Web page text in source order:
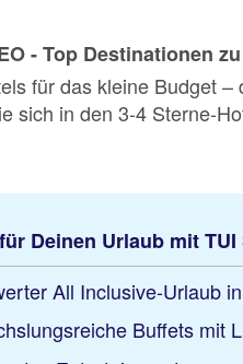
- Top Destinationen
für das kleine Budget
sich in den 3-4 Sterne-
Deinen Urlaub mit TUI
All Inclusive-Urlaub
Buffets mit